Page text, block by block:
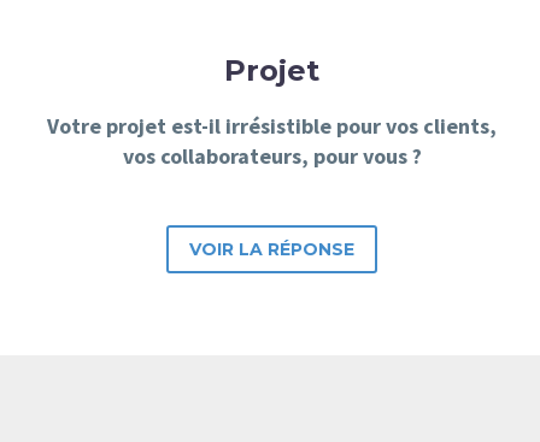
Projet
Votre projet est-il irrésistible pour vos clients,
vos collaborateurs, pour vous ?
VOIR LA RÉPONSE